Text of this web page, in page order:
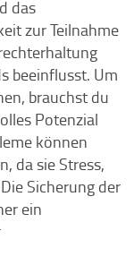
das
zur Teilnahme
beeinflusst. Um
brauchst du
Potenzial
können
da sie Stress,
Sicherung der
ein